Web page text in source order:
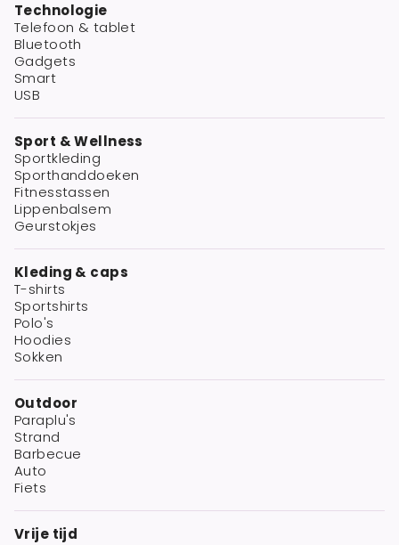
Technologie
Telefoon & tablet
Bluetooth
Gadgets
Smart
USB
Sport & Wellness
Sportkleding
Sporthanddoeken
Fitnesstassen
Lippenbalsem
Geurstokjes
Kleding & caps
T-shirts
Sportshirts
Polo's
Hoodies
Sokken
Outdoor
Paraplu's
Strand
Barbecue
Auto
Fiets
Vrije tijd